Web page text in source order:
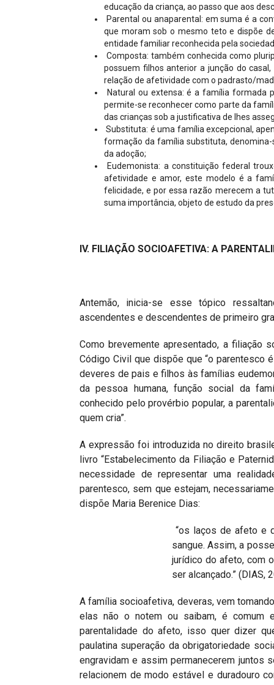
educação da criança, ao passo que aos
Parental ou anaparental: em suma é a
que moram sob o mesmo teto e dispõe
entidade familiar reconhecida pela
Composta: também conhecida como
possuem filhos anterior a junção do
relação de afetividade com o padrasto/
Natural ou extensa: é a família formada
permite-se reconhecer como parte da
das crianças sob a justificativa de lhes
Substituta: é uma família excepcional,
formação da família substituta,
da adoção;
Eudemonista: a constituição federal
afetividade e amor, este modelo é a
felicidade, e por essa razão merecem a
suma importância, objeto de estudo da
IV. FILIAÇÃO SOCIOAFETIVA: A
Antemão, inicia-se esse tópico
ascendentes e descendentes de primeiro
Como brevemente apresentado, a filiação
Código Civil que dispõe que “o parentesco
deveres de pais e filhos às famílias
da pessoa humana, função social da
conhecido pelo provérbio popular, a
quem cria”.
A expressão foi introduzida no direito
livro “Estabelecimento da Filiação e
necessidade de representar uma
parentesco, sem que estejam,
dispõe Maria Berenice Dias:
“os laços de afeto e
sangue. Assim, a
jurídico do afeto, com
ser alcançado.” (DIAS,
A família socioafetiva, deveras, vem
elas não o notem ou saibam, é comum
parentalidade do afeto, isso quer dizer
paulatina superação da obrigatoriedade
engravidam e assim permanecerem juntos
relacionem de modo estável e duradouro